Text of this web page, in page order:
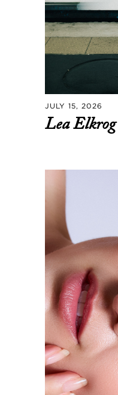
JULY 15, 2026
Lea Elkrog